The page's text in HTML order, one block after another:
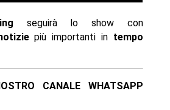
seguirà lo show con
più importanti in tempo
CANALE WHATSAPP